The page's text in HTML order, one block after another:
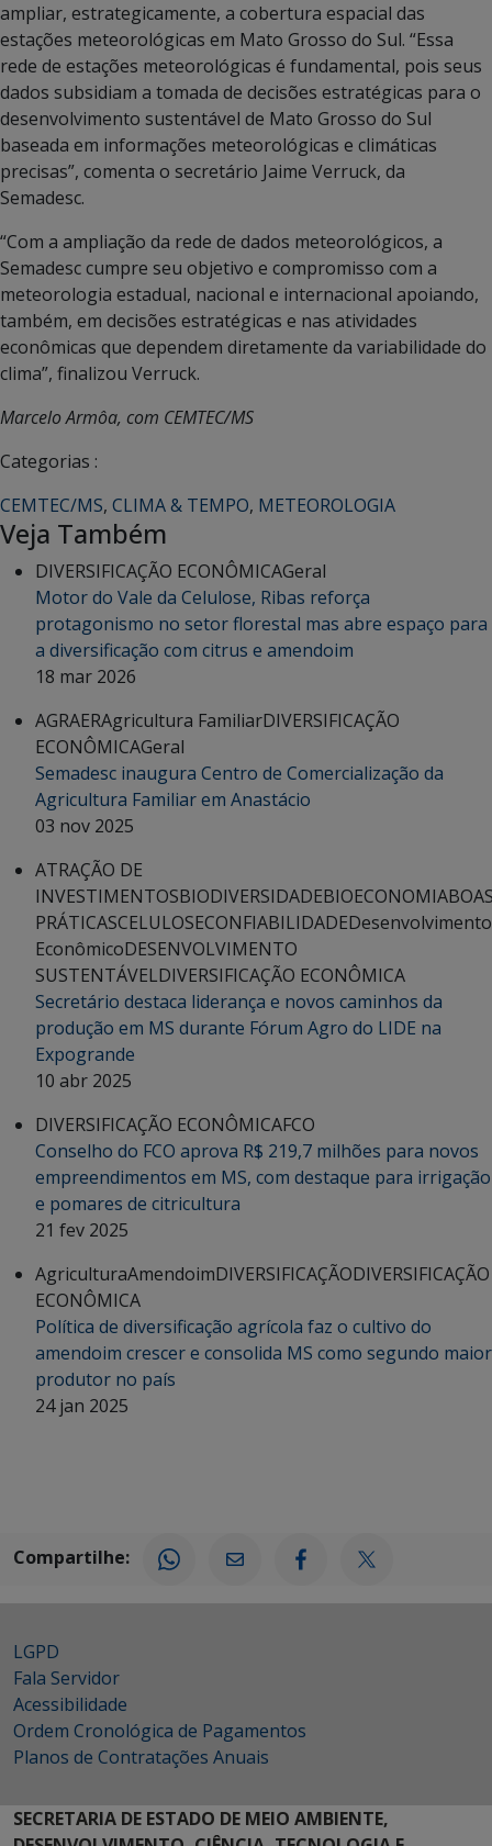
ampliar, estrategicamente, a cobertura espacial das
estações meteorológicas em Mato Grosso do Sul. “Essa
rede de estações meteorológicas é fundamental, pois seus
dados subsidiam a tomada de decisões estratégicas para o
desenvolvimento sustentável de Mato Grosso do Sul
baseada em informações meteorológicas e climáticas
precisas”, comenta o secretário Jaime Verruck, da
Semadesc.
“Com a ampliação da rede de dados meteorológicos, a
Semadesc cumpre seu objetivo e compromisso com a
meteorologia estadual, nacional e internacional apoiando,
também, em decisões estratégicas e nas atividades
econômicas que dependem diretamente da variabilidade do
clima”, finalizou Verruck.
Marcelo Armôa, com CEMTEC/MS
Categorias :
CEMTEC/MS, CLIMA & TEMPO, METEOROLOGIA
Veja Também
DIVERSIFICAÇÃO ECONÔMICAGeral
Motor do Vale da Celulose, Ribas reforça
protagonismo no setor florestal mas abre espaço para
a diversificação com citrus e amendoim
18 mar 2026
AGRAERAgricultura FamiliarDIVERSIFICAÇÃO
ECONÔMICAGeral
Semadesc inaugura Centro de Comercialização da
Agricultura Familiar em Anastácio
03 nov 2025
ATRAÇÃO DE
INVESTIMENTOSBIODIVERSIDADEBIOECONOMIA
PRÁTICASCELULOSECONFIABILIDADEDesenvolvimento
EconômicoDESENVOLVIMENTO
SUSTENTÁVELDIVERSIFICAÇÃO ECONÔMICA
Secretário destaca liderança e novos caminhos da
produção em MS durante Fórum Agro do LIDE na
Expogrande
10 abr 2025
DIVERSIFICAÇÃO ECONÔMICAFCO
Conselho do FCO aprova R$ 219,7 milhões para novos
empreendimentos em MS, com destaque para irrigação
e pomares de citricultura
21 fev 2025
AgriculturaAmendoimDIVERSIFICAÇÃODIVERSIFICAÇÃO
ECONÔMICA
Política de diversificação agrícola faz o cultivo do
amendoim crescer e consolida MS como segundo maior
produtor no país
24 jan 2025
Compartilhe:
LGPD
Fala Servidor
Acessibilidade
Ordem Cronológica de Pagamentos
Planos de Contratações Anuais
SECRETARIA DE ESTADO DE MEIO AMBIENTE,